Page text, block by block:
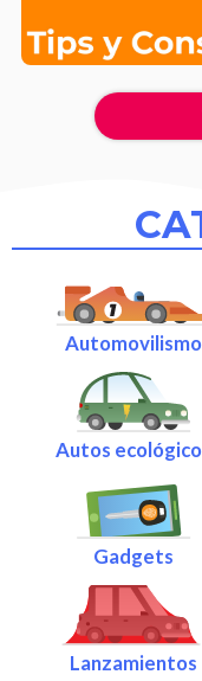
Automovilismo
Autos
Gadgets
Lanzamientos